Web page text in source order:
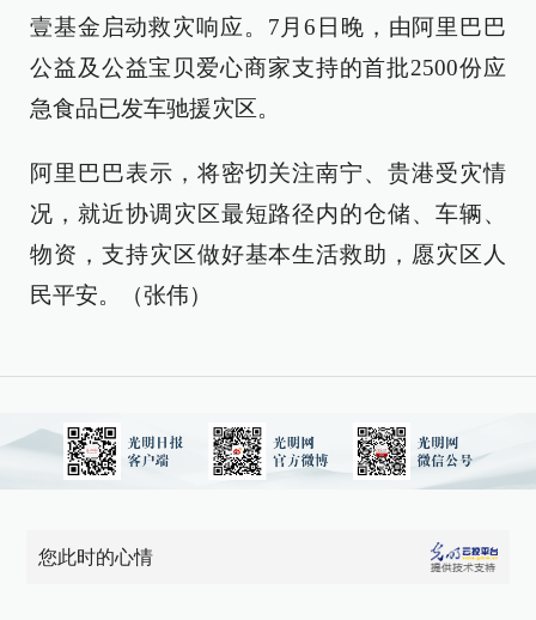
壹基金启动救灾响应。7月6日晚，由阿里巴巴
公益及公益宝贝爱心商家支持的首批2500份应
急食品已发车驰援灾区。
阿里巴巴表示，将密切关注南宁、贵港受灾情
况，就近协调灾区最短路径内的仓储、车辆、
物资，支持灾区做好基本生活救助，愿灾区人
民平安。（张伟）
您此时的心情